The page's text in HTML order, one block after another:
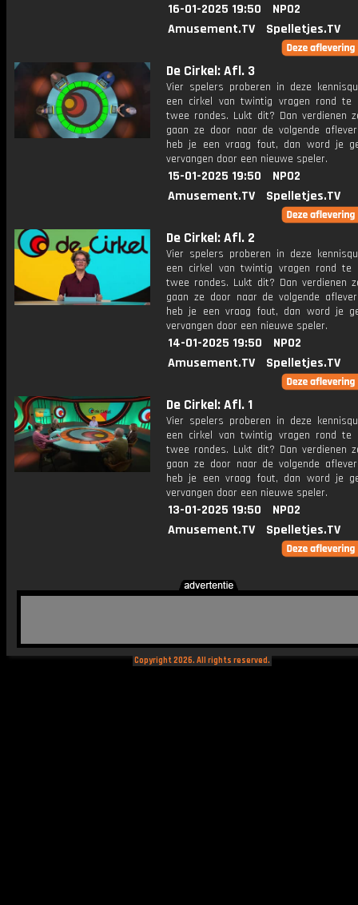
16-01-2025 19:50
NPO2
Amusement.TV
Spelletjes.TV
De Cirkel: Afl. 3
Vier spelers proberen in deze
een cirkel van twintig vragen rond te
twee rondes. Lukt dit? Dan verdienen
gaan ze door naar de volgende
heb je een vraag fout, dan word je
vervangen door een nieuwe speler.
15-01-2025 19:50
NPO2
Amusement.TV
Spelletjes.TV
De Cirkel: Afl. 2
Vier spelers proberen in deze
een cirkel van twintig vragen rond te
twee rondes. Lukt dit? Dan verdienen
gaan ze door naar de volgende
heb je een vraag fout, dan word je
vervangen door een nieuwe speler.
14-01-2025 19:50
NPO2
Amusement.TV
Spelletjes.TV
De Cirkel: Afl. 1
Vier spelers proberen in deze
een cirkel van twintig vragen rond te
twee rondes. Lukt dit? Dan verdienen
gaan ze door naar de volgende
heb je een vraag fout, dan word je
vervangen door een nieuwe speler.
13-01-2025 19:50
NPO2
Amusement.TV
Spelletjes.TV
Copyright 2026. All rights reserved.